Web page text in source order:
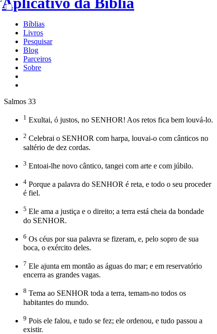
Bíblias
Livros
Pesquisar
Blog
Parceiros
Sobre
Salmos 33
1 Exultai, ó justos, no SENHOR! Aos retos fica bem louvá-lo.
2 Celebrai o SENHOR com harpa, louvai-o com cânticos no
saltério de dez cordas.
3 Entoai-lhe novo cântico, tangei com arte e com júbilo.
4 Porque a palavra do SENHOR é reta, e todo o seu proceder
é fiel.
5 Ele ama a justiça e o direito; a terra está cheia da bondade
do SENHOR.
6 Os céus por sua palavra se fizeram, e, pelo sopro de sua
boca, o exército deles.
7 Ele ajunta em montão as águas do mar; e em reservatório
encerra as grandes vagas.
8 Tema ao SENHOR toda a terra, temam-no todos os
habitantes do mundo.
9 Pois ele falou, e tudo se fez; ele ordenou, e tudo passou a
existir.